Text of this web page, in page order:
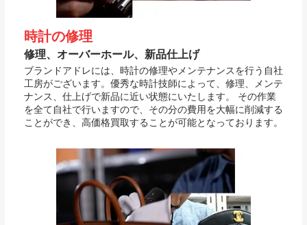
時計の修理
修理、オーバーホール、新品仕上げ
ブランドアドレには、時計の修理やメンテナンスを行う自社
工房がございます。優秀な時計技師によって、修理、メンテ
ナンス、仕上げで新品に近い状態にいたします。 その作業
を全て自社で行いますので、その分の費用を大幅に削減する
ことができ、高価格買取することが可能となっております。